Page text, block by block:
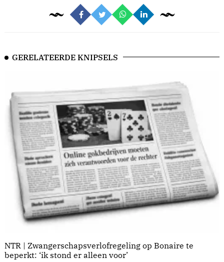
GERELATEERDE KNIPSELS
NTR | Zwangerschapsverlofregeling op Bonaire te
beperkt: ‘ik stond er alleen voor’